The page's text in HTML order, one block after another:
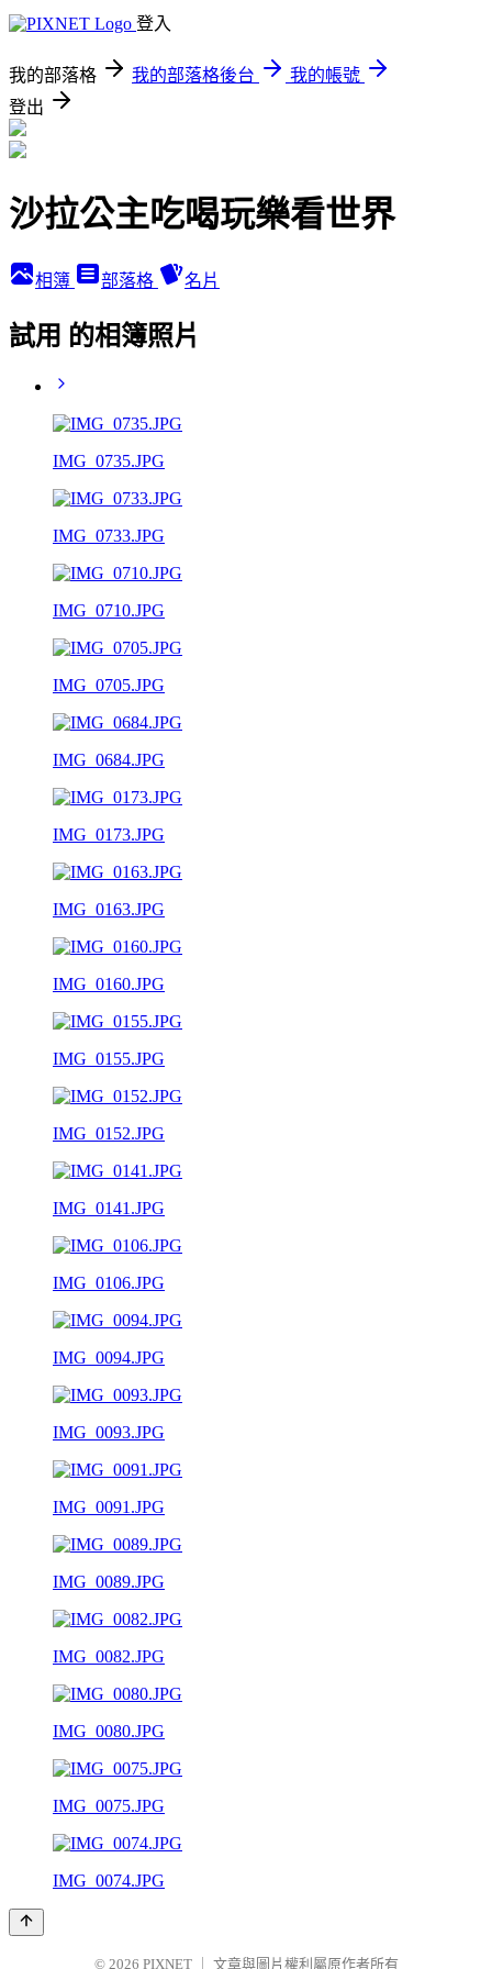
登入
我的部落格 我的部落格後台
我的帳號
登出
沙拉公主吃喝玩樂看世界
相簿 部落格 名片
試用 的相簿照片
IMG_0735.JPG
IMG_0733.JPG
IMG_0710.JPG
IMG_0705.JPG
IMG_0684.JPG
IMG_0173.JPG
IMG_0163.JPG
IMG_0160.JPG
IMG_0155.JPG
IMG_0152.JPG
IMG_0141.JPG
IMG_0106.JPG
IMG_0094.JPG
IMG_0093.JPG
IMG_0091.JPG
IMG_0089.JPG
IMG_0082.JPG
IMG_0080.JPG
IMG_0075.JPG
IMG_0074.JPG
© 2026 PIXNET 文章與圖片權利屬原作者所有